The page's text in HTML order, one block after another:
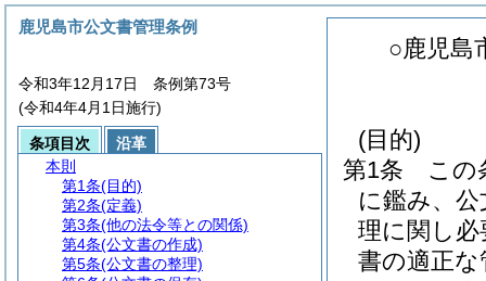
○鹿児島
(目的)
第1条
この
に鑑み、
理に関し
書の適正
鹿児島市公文書管理条例
令和3年12月17日 条例第73号
(令和4年4月1日施行)
条項目次
沿革
本則
第1条(目的)
第2条(定義)
第3条(他の法令等との関係)
第4条(公文書の作成)
第5条(公文書の整理)